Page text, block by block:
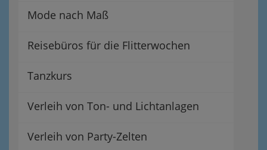
Mode nach Maß
Reisebüros für die Flitterwochen
Tanzkurs
Verleih von Ton- und Lichtanlagen
Verleih von Party-Zelten